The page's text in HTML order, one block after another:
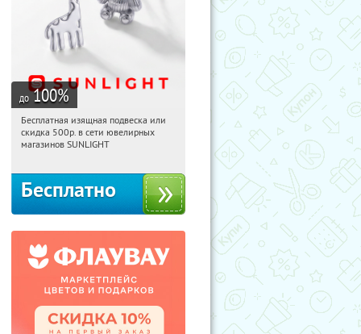
до 100%
09:20:45 Получили:
Россия
Бесплатная изящная подвеска или
скидка 500р. в сети ювелирных
магазинов SUNLIGHT
Бесплатно